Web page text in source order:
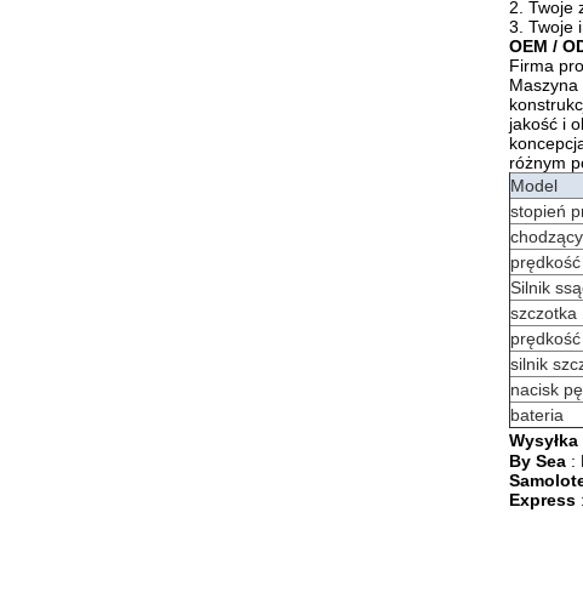
2. Twoje
3. Twoje
OEM /
Firma
Maszyna
jakość i
różnym
Model
stopień
prędkość
Silnik
szczotka
silnik
nacisk
bateria
Wysyłka
By Sea :
Express